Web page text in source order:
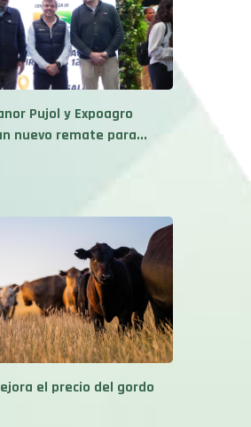
Pujol y Expoagro
nuevo remate para...
el precio del gordo